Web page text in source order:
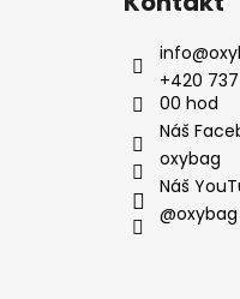
info@
+420
00 hod
Náš
oxybag
Náš
@oxybag